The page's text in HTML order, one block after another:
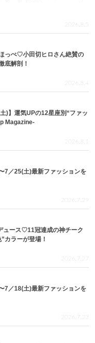
2026.8.5
っぺ♡小田切ヒロさん絶賛の
底解剖！
2026.8.4
)】運気UPの12星座別“ファッ
Magazine-
2026.8.1
7／25(土)最新ファッションを
2026.7.29
ュース♡11冠達成の神チーク
カラーが登場！
2026.7.27
7／18(土)最新ファッションを
2026.7.23